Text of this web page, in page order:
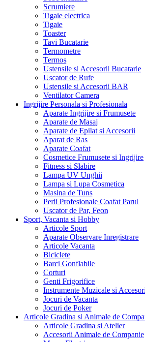
Sobe Incalzire
Scrumiere
Tigaie electrica
Tigaie
Toaster
Tavi Bucatarie
Termometre
Termos
Ustensile si Accesorii Bucatarie
Uscator de Rufe
Ustensile si Accesorii BAR
Ventilator Camera
Ingrijire Personala si Profesionala
Aparate Ingrijire si Frumusete
Aparate de Masaj
Aparate de Epilat si Accesorii
Aparat de Ras
Aparate Coafat
Cosmetice Frumusete si Ingrijire
Fitness si Slabire
Lampa UV Unghii
Lampa si Lupa Cosmetica
Masina de Tuns
Perii Profesionale Coafat Parul
Uscator de Par, Feon
Sport, Vacanta si Hobby
Articole Sport
Aparate Observare Inregistrare
Articole Vacanta
Biciclete
Barci Gonflabile
Corturi
Genti Frigorifice
Instrumente Muzicale si Accesorii
Jocuri de Vacanta
Jocuri de Poker
Articole Gradina si Animale de
Articole Gradina si Atelier